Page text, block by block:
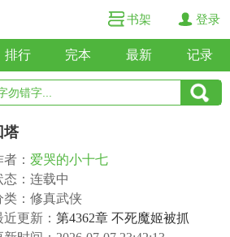
书架 登录
排行 完本 最新 记录
塔
： 爱哭的小十七
态：连载中
类：修真武侠
近更新： 第4362章 不死魔姬被抓